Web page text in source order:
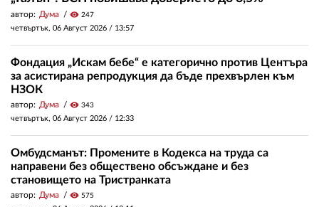
автор: Дума visibility 247
четвъртък, 06 Август 2026 / 13:57
Фондация „Искам бебе“ е категорично против Центъра
за асистирана репродукция да бъде прехвърлен към
НЗОК
автор: Дума visibility 343
четвъртък, 06 Август 2026 / 12:33
Омбудсманът: Промените в Кодекса на труда са
направени без обществено обсъждане и без
становището на Тристранката
автор: Дума visibility 575